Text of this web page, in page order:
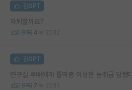
김GPT
자퇴할까요?
9 4 2232
김GPT
연구실 후배에게 틀딱충 이상한 놈취급 당했다
9 7 2231